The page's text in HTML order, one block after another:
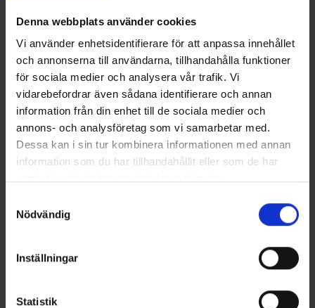
Denna webbplats använder cookies
Vi använder enhetsidentifierare för att anpassa innehållet
och annonserna till användarna, tillhandahålla funktioner
för sociala medier och analysera vår trafik. Vi
vidarebefordrar även sådana identifierare och annan
information från din enhet till de sociala medier och
annons- och analysföretag som vi samarbetar med.
Dessa kan i sin tur kombinera informationen med annan
information som du har tillhandahållit eller som de har
Nödvändig
Inställningar
Statistik
SKÖNT PÅ
FÖTTERNA